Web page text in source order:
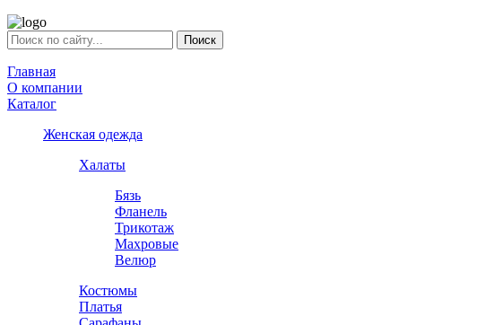
Главная
О компании
Каталог
Женская одежда
Халаты
Бязь
Фланель
Трикотаж
Махровые
Велюр
Костюмы
Платья